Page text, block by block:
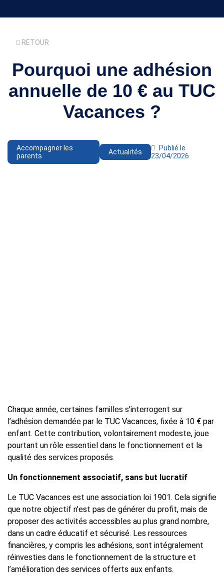
RETOUR
Pourquoi une adhésion
annuelle de 10 € au TUC
Vacances ?
Accompagner les
parents
Actualités
Publié le
23/04/2026
Chaque année, certaines familles s’interrogent sur
l’adhésion demandée par le TUC Vacances, fixée à 10 € par
enfant. Cette contribution, volontairement modeste, joue
pourtant un rôle essentiel dans le fonctionnement et la
qualité des services proposés.
Un fonctionnement associatif, sans but lucratif
Le TUC Vacances est une association loi 1901. Cela signifie
que notre objectif n’est pas de générer du profit, mais de
proposer des activités accessibles au plus grand nombre,
dans un cadre éducatif et sécurisé. Les ressources
financières, y compris les adhésions, sont intégralement
réinvesties dans le fonctionnement de la structure et
l’amélioration des services offerts aux enfants.